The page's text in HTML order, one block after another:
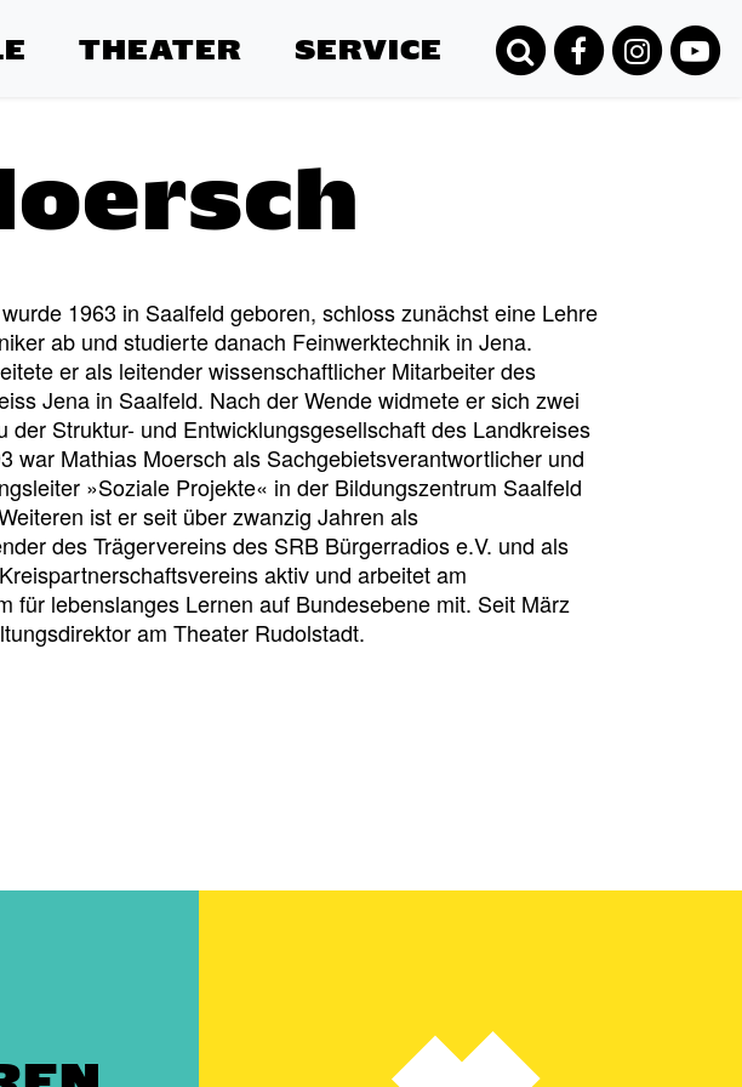
THEATER SERVICE
1963 in Saalfeld geboren, schloss zunächst eine Lehre
ab und studierte danach Feinwerktechnik in Jena.
er als leitender wissenschaftlicher Mitarbeiter des
Jena in Saalfeld. Nach der Wende widmete er sich zwei
der Struktur- und Entwicklungsgesellschaft des Landkreises
war Mathias Moersch als Sachgebietsverantwortlicher und
»Soziale Projekte« in der Bildungszentrum Saalfeld
ist er seit über zwanzig Jahren als
des Trägervereins des SRB Bürgerradios e.V. und als
aktiv und arbeitet am
für lebenslanges Lernen auf Bundesebene mit. Seit März
am Theater Rudolstadt.